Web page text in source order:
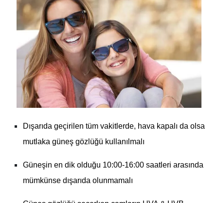
Dışarıda geçirilen tüm vakitlerde, hava kapalı da olsa
mutlaka güneş gözlüğü kullanılmalı
Güneşin en dik olduğu 10:00-16:00 saatleri arasında
mümkünse dışarıda olunmamalı